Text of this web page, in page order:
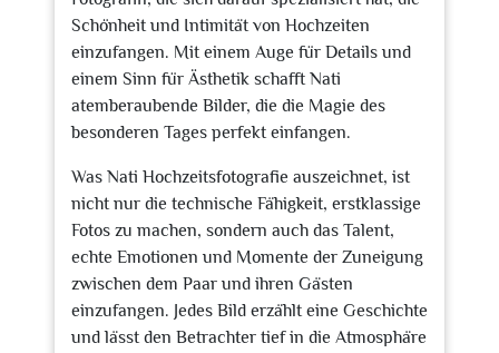
Schönheit und Intimität von Hochzeiten
einzufangen. Mit einem Auge für Details und
einem Sinn für Ästhetik schafft Nati
atemberaubende Bilder, die die Magie des
besonderen Tages perfekt einfangen.
Was Nati Hochzeitsfotografie auszeichnet, ist
nicht nur die technische Fähigkeit, erstklassige
Fotos zu machen, sondern auch das Talent,
echte Emotionen und Momente der Zuneigung
zwischen dem Paar und ihren Gästen
einzufangen. Jedes Bild erzählt eine Geschichte
und lässt den Betrachter tief in die Atmosphäre